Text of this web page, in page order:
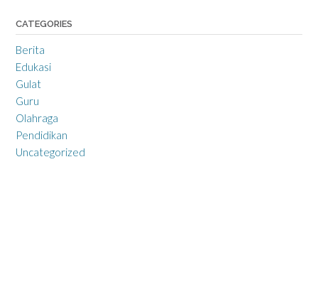
CATEGORIES
Berita
Edukasi
Gulat
Guru
Olahraga
Pendidikan
Uncategorized